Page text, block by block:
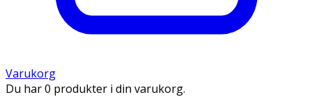
Varukorg
Du har 0 produkter i din varukorg.